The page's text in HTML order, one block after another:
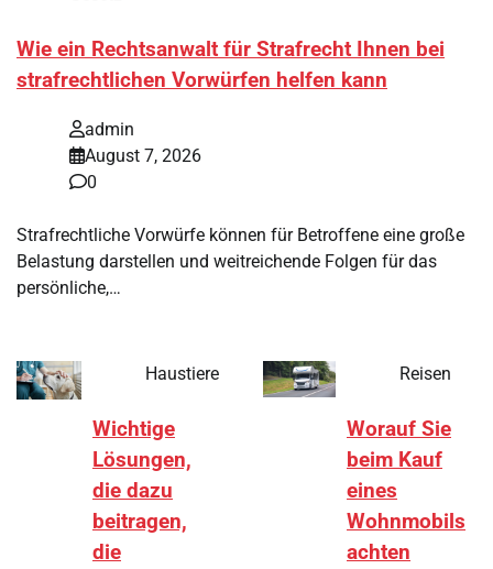
Wie ein Rechtsanwalt für Strafrecht Ihnen bei
strafrechtlichen Vorwürfen helfen kann
admin
August 7, 2026
0
Strafrechtliche Vorwürfe können für Betroffene eine große
Belastung darstellen und weitreichende Folgen für das
persönliche,…
Haustiere
Wichtige
Lösungen,
die dazu
beitragen,
die
Reisen
Worauf Sie
beim Kauf
eines
Wohnmobils
achten